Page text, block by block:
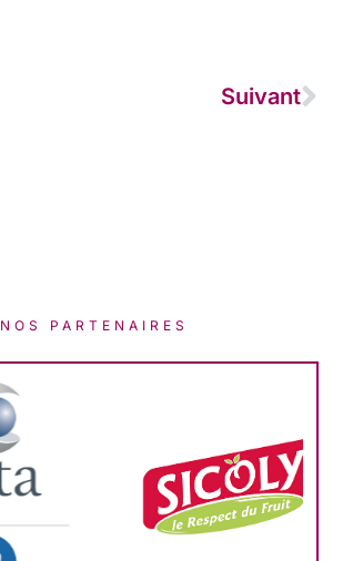
Suivant
NOS PARTENAIRES